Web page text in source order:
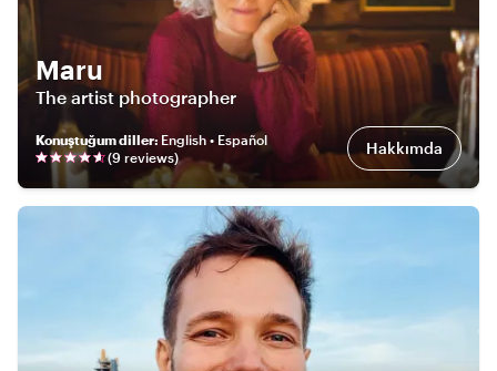
Maru
The artist photographer
Konuştuğum diller: English • Español
(9 reviews) Hakkımda